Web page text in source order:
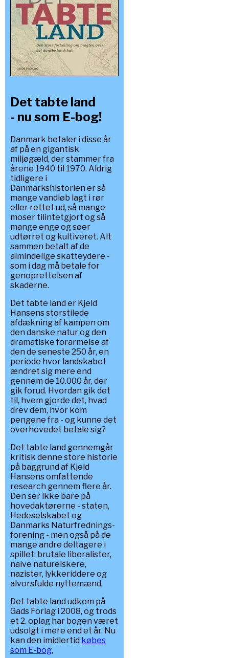
Det tabte land
- nu som E-bog!
Danmark betaler i disse år
af på en gigantisk
miljøgæld, der stammer fra
årene 1940 til 1970. Aldrig
tidligere i
Danmarkshistorien er så
mange vandløb lagt i rør
eller rettet ud, så mange
moser tilintetgjort og så
mange enge og søer
udtørret og kultiveret. Alt
sammen betalt af de
almindelige skatteydere -
som i dag må betale for
genoprettelsen af
skaderne.
Det tabte land er Kjeld
Hansens storstilede
afdækning af kampen om
den danske natur og den
dramatiske forarmelse af
den de seneste 250 år, en
periode hvor landskabet
ændret sig mere end
gennem de 10.000 år, der
gik forud. Hvordan gik det
til, hvem gjorde det, hvad
drev dem, hvor kom
pengene fra - og kunne det
overhovedet betale sig?
Det tabte land gennemgår
kritisk denne store historie
på baggrund af Kjeld
Hansens omfattende
research gennem flere år.
Den ser ikke bare på
hovedaktørerne - staten,
Hedeselskabet og
Danmarks Naturfrednings-
forening - men også på de
mange andre deltagere i
spillet: brutale liberalister,
naive naturelskere,
nazister, lykkeriddere og
alvorsfulde nyttemænd.
Det tabte land udkom på
Gads Forlag i 2008, og trods
et 2. oplag har bogen været
udsolgt i mere end et år. Nu
kan den imidlertid købes
som E-bog.